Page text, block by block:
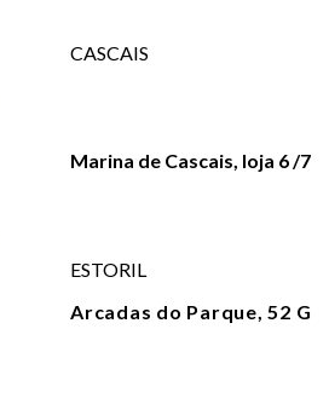
CASCAIS
Marina de Cascais, loja 6 /7
ESTORIL
Arcadas do Parque, 52 G